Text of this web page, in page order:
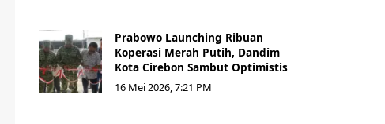
Prabowo Launching Ribuan
Koperasi Merah Putih, Dandim
Kota Cirebon Sambut Optimistis
16 Mei 2026, 7:21 PM